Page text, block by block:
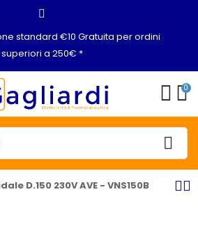
standard €10 Gratuita per ordini
superiori a 250€ *
0
D.150 230V AVE - VNS150B